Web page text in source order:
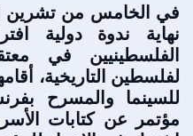
نهاية ندوة دولية
الفلسطينيين في
لفلسطين التاريخية،
للسينما والمسرح
مؤتمر عن كتابات